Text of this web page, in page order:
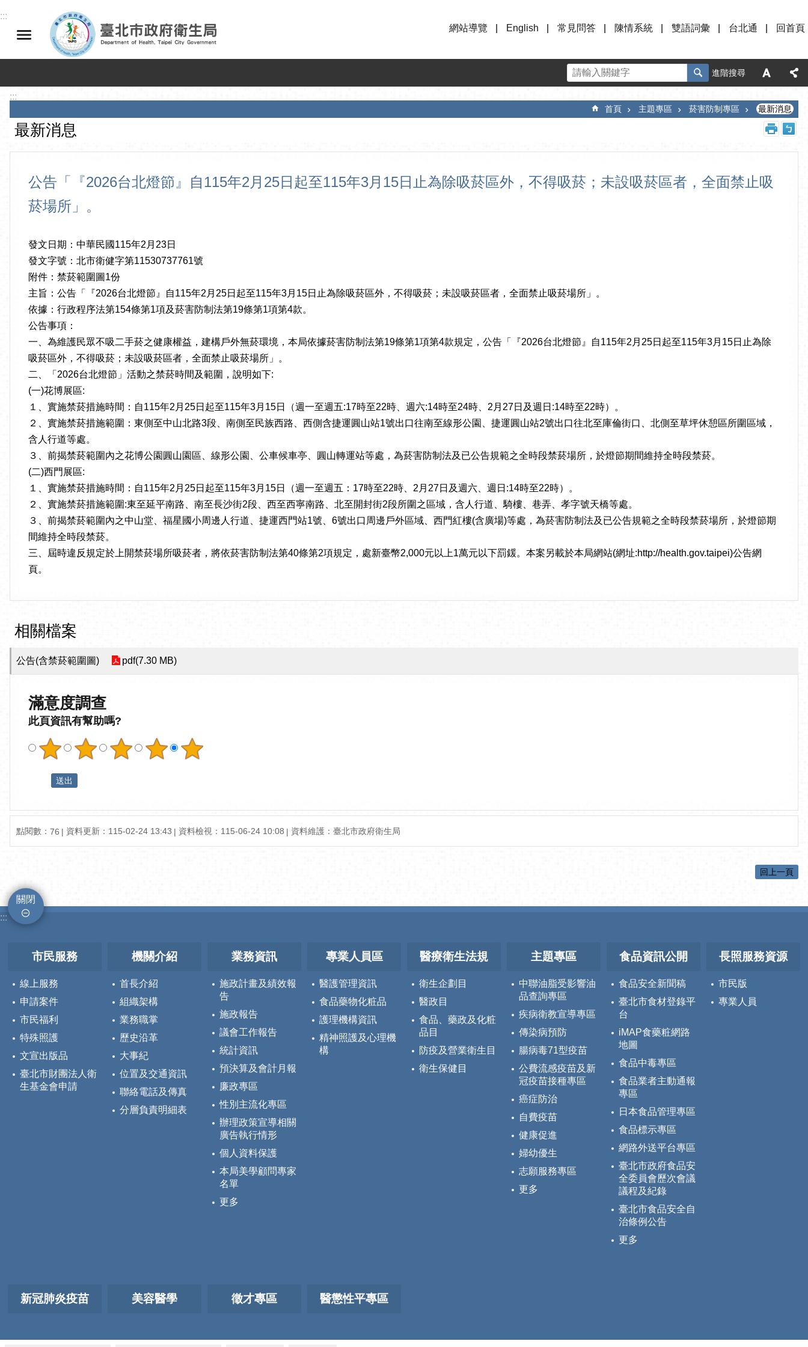
跳到主要內容區塊
:::
網站導覽
English 常見問答 陳情系統 雙語詞彙 台北通 回首頁
進階搜尋
:::
首頁 主題專區 菸害防制專區 最新消息
最新消息
公告「『2026台北燈節』自115年2月25日起至115年3月15日止為除吸菸區外，不得吸菸；未設吸菸區者，全面禁止吸
菸場所」。
發文日期：中華民國115年2月23日
發文字號：北市衛健字第11530737761號
附件：禁菸範圍圖1份
主旨：公告「『2026台北燈節』自115年2月25日起至115年3月15日止為除吸菸區外，不得吸菸；未設吸菸區者，全面禁止吸菸場所」。
依據：行政程序法第154條第1項及菸害防制法第19條第1項第4款。
公告事項：
一、為維護民眾不吸二手菸之健康權益，建構戶外無菸環境，本局依據菸害防制法第19條第1項第4款規定，公告「『2026台北燈節』自115年2月25日起至115年3月15日止為除
吸菸區外，不得吸菸；未設吸菸區者，全面禁止吸菸場所」。
二、「2026台北燈節」活動之禁菸時間及範圍，說明如下:
(一)花博展區:
１、實施禁菸措施時間：自115年2月25日起至115年3月15日（週一至週五:17時至22時、週六:14時至24時、2月27日及週日:14時至22時）。
２、實施禁菸措施範圍：東側至中山北路3段、南側至民族西路、西側含捷運圓山站1號出口往南至線形公園、捷運圓山站2號出口往北至庫倫街口、北側至草坪休憩區所圍區域，
含人行道等處。
３、前揭禁菸範圍內之花博公園圓山園區、線形公園、公車候車亭、圓山轉運站等處，為菸害防制法及已公告規範之全時段禁菸場所，於燈節期間維持全時段禁菸。
(二)西門展區:
１、實施禁菸措施時間：自115年2月25日起至115年3月15日（週一至週五：17時至22時、2月27日及週六、週日:14時至22時）。
２、實施禁菸措施範圍:東至延平南路、南至長沙街2段、西至西寧南路、北至開封街2段所圍之區域，含人行道、騎樓、巷弄、孝字號天橋等處。
３、前揭禁菸範圍內之中山堂、福星國小周邊人行道、捷運西門站1號、6號出口周邊戶外區域、西門紅樓(含廣場)等處，為菸害防制法及已公告規範之全時段禁菸場所，於燈節期
間維持全時段禁菸。
三、屆時違反規定於上開禁菸場所吸菸者，將依菸害防制法第40條第2項規定，處新臺幣2,000元以上1萬元以下罰鍰。本案另載於本局網站(網址:http://health.gov.taipei)公告網
頁。
相關檔案
公告(含禁菸範圍圖) pdf(7.30 MB)
滿意度調查
此頁資訊有幫助嗎?
點閱數： 76 資料更新：115-02-24 13:43 資料檢視：115-06-24 10:08 資料維護：臺北市政府衛生局
回上一頁
關閉
:::
市民服務
線上服務
申請案件
市民福利
特殊照護
文宣出版品
臺北市財團法人衛
生基金會申請
機關介紹
首長介紹
組織架構
業務職掌
歷史沿革
大事紀
位置及交通資訊
聯絡電話及傳真
分層負責明細表
業務資訊
施政計畫及績效報
告
施政報告
議會工作報告
統計資訊
預決算及會計月報
廉政專區
性別主流化專區
辦理政策宣導相關
廣告執行情形
個人資料保護
本局美學顧問專家
名單
更多
專業人員區
醫護管理資訊
食品藥物化粧品
護理機構資訊
精神照護及心理機
構
醫療衛生法規
衛生企劃目
醫政目
食品、藥政及化粧
品目
防疫及營業衛生目
衛生保健目
主題專區
中聯油脂受影響油
品查詢專區
疾病衛教宣導專區
傳染病預防
腸病毒71型疫苗
公費流感疫苗及新
冠疫苗接種專區
癌症防治
自費疫苗
健康促進
婦幼優生
志願服務專區
更多
食品資訊公開
食品安全新聞稿
臺北市食材登錄平
台
iMAP食藥粧網路
地圖
食品中毒專區
食品業者主動通報
專區
日本食品管理專區
食品標示專區
網路外送平台專區
臺北市政府食品安
全委員會歷次會議
議程及紀錄
臺北市食品安全自
治條例公告
更多
長照服務資源
市民版
專業人員
新冠肺炎疫苗 美容醫學 徵才專區 醫懲性平專區